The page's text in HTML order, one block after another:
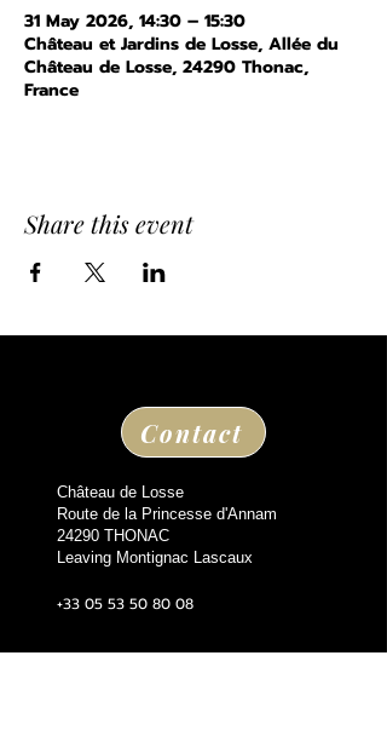
31 May 2026, 14:30 – 15:30
Château et Jardins de Losse, Allée du
Château de Losse, 24290 Thonac,
France
Share this event
Contact
Château de Losse
Route de la Princesse d'Annam
24290 THONAC
Leaving Montignac Lascaux
+33 05 53 50 80 08